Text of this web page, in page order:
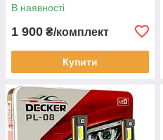
В наявності
1 900 ₴/комплект
Купити